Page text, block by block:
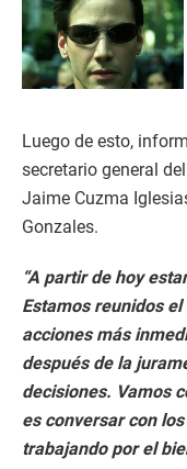
Luego de esto,
secretario general
Jaime Cuzma
Gonzales.
“A partir de hoy
Estamos reunidos
acciones más
después de la
decisiones. Vamos
es conversar con
trabajando por el